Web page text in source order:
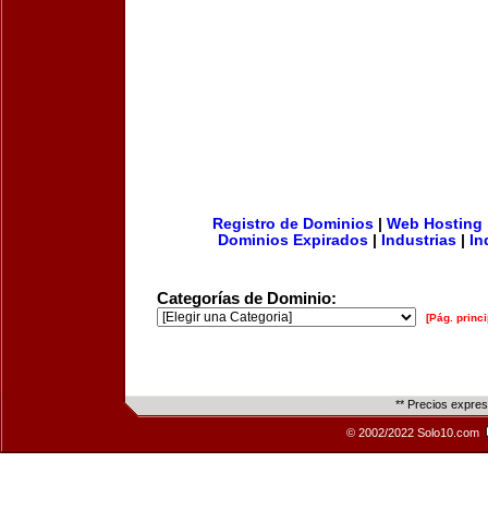
Registro de Dominios| Web Hosting
Dominios Expirados
Industrias
Categorías de Dominio:
[Pág.
** Precios
© 2002/2022 Solo10.com